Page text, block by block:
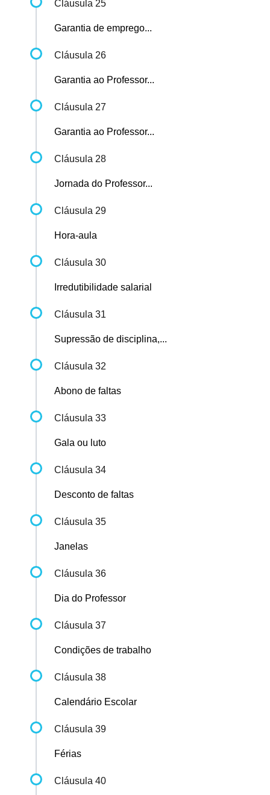
Cláusula 25
Garantia de emprego...
Cláusula 26
Garantia ao Professor...
Cláusula 27
Garantia ao Professor...
Cláusula 28
Jornada do Professor...
Cláusula 29
Hora-aula
Cláusula 30
Irredutibilidade salarial
Cláusula 31
Supressão de disciplina,...
Cláusula 32
Abono de faltas
Cláusula 33
Gala ou luto
Cláusula 34
Desconto de faltas
Cláusula 35
Janelas
Cláusula 36
Dia do Professor
Cláusula 37
Condições de trabalho
Cláusula 38
Calendário Escolar
Cláusula 39
Férias
Cláusula 40